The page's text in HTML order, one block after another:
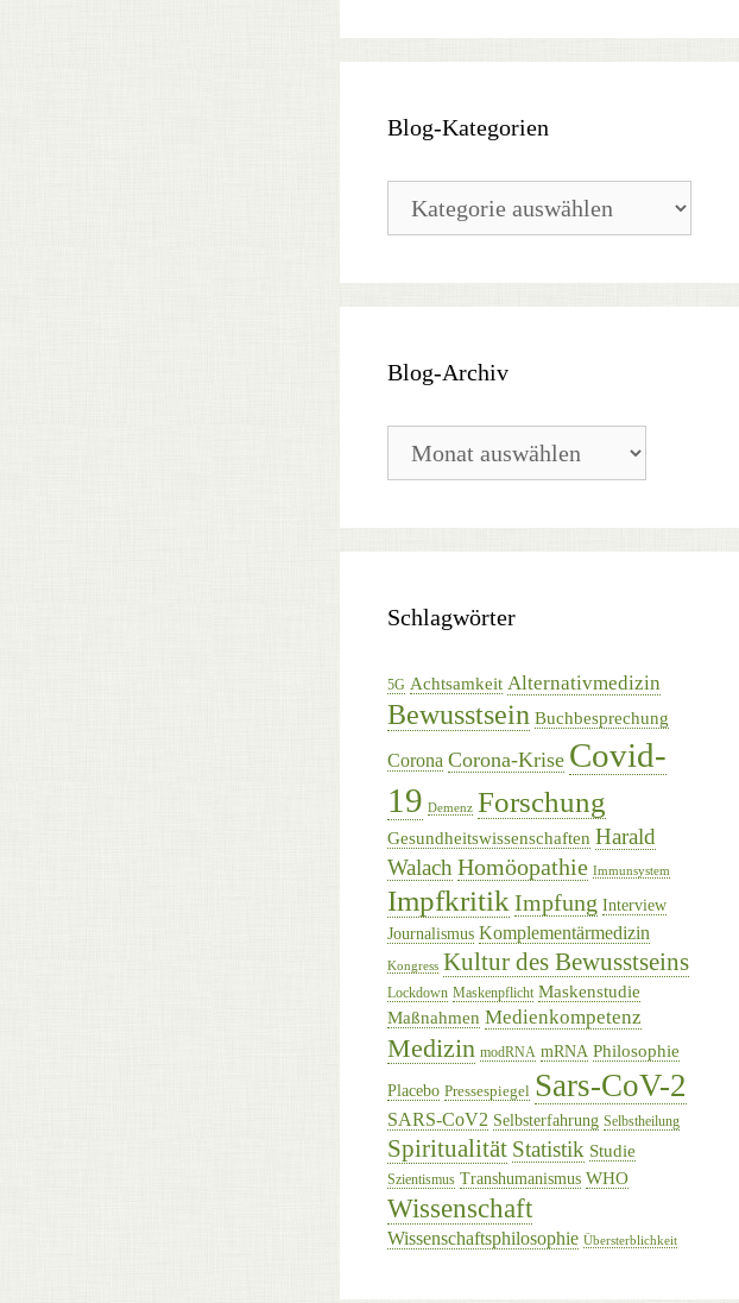
Blog-Kategorien
Kategorien
Blog-Archiv
Archiv
Schlagwörter
5G Achtsamkeit Alternativmedizin
Bewusstsein Buchbesprechung
Corona Corona-Krise Covid-
19 Demenz Forschung
Gesundheitswissenschaften Harald
Walach Homöopathie Immunsystem
Impfkritik Impfung Interview
Journalismus Komplementärmedizin
Kongress Kultur des Bewusstseins
Lockdown Maskenpflicht Maskenstudie
Maßnahmen Medienkompetenz
Medizin modRNA mRNA Philosophie
Placebo Pressespiegel Sars-CoV-2
SARS-CoV2 Selbsterfahrung Selbstheilung
Spiritualität Statistik Studie
Szientismus Transhumanismus WHO
Wissenschaft
Wissenschaftsphilosophie Übersterblichkeit